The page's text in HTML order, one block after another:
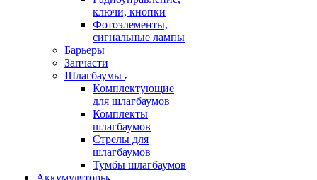
ключи, кнопки
Фотоэлементы,
сигнальные лампы
Барьеры
Запчасти
Шлагбаумы
Комплектующие
для шлагбаумов
Комплекты
шлагбаумов
Стрелы для
шлагбаумов
Тумбы шлагбаумов
Аккумуляторы